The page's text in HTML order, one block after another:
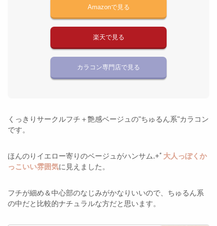
Amazonで見る
楽天で見る
カラコン専門店で見る
くっきりサークルフチ＋艶感ベージュの"ちゅるん系"カラコン
です。
ほんのりイエロー寄りのベージュがハンサム.+ﾟ 大人っぽくか
っこいい雰囲気に見えました。
フチが細め＆中心部のなじみがかなりいいので、ちゅるん系
の中だと比較的ナチュラルな方だと思います。